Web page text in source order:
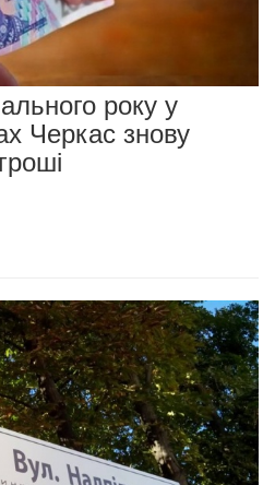
року у
Черкас знову